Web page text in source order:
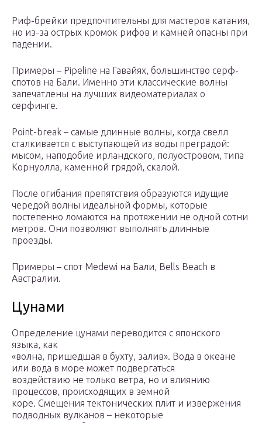
Риф-брейки предпочтительны для мастеров катания,
но из-за острых кромок рифов и камней опасны при
падении.
Примеры – Pipeline на Гавайях, большинство серф-
спотов на Бали. Именно эти классические волны
запечатлены на лучших видеоматериалах о
серфинге.
Point-break – самые длинные волны, когда свелл
сталкивается с выступающей из воды преградой:
мысом, наподобие ирландского, полуостровом, типа
Корнуолла, каменной грядой, скалой.
После огибания препятствия образуются идущие
чередой волны идеальной формы, которые
постепенно ломаются на протяжении не одной сотни
метров. Они позволяют выполнять длинные
проезды.
Примеры – спот Medewi на Бали, Bells Beach в
Австралии.
Цунами
Определение цунами переводится с японского
языка, как
«волна, пришедшая в бухту, залив». Вода в океане
или вода в море может подвергаться
воздействию не только ветра, но и влиянию
процессов, происходящих в земной
коре. Смещения тектонических плит и извержения
подводных вулканов – некоторые